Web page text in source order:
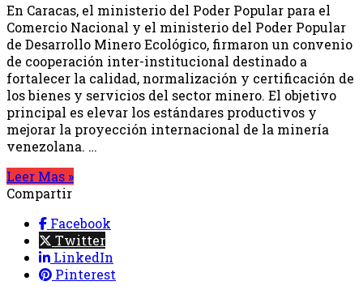
En Caracas, el ministerio del Poder Popular para el
Comercio Nacional y el ministerio del Poder Popular
de Desarrollo Minero Ecológico, firmaron un convenio
de cooperación inter-institucional destinado a
fortalecer la calidad, normalización y certificación de
los bienes y servicios del sector minero. El objetivo
principal es elevar los estándares productivos y
mejorar la proyección internacional de la minería
venezolana. …
Leer Mas »
Compartir
Facebook
Twitter
LinkedIn
Pinterest